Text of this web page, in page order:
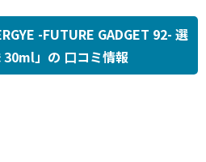
-FUTURE GADGET 92- 選
」の 口コミ情報